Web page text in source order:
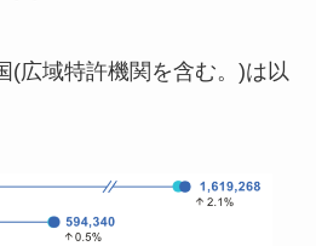
(広域特許機関を含む。)は以